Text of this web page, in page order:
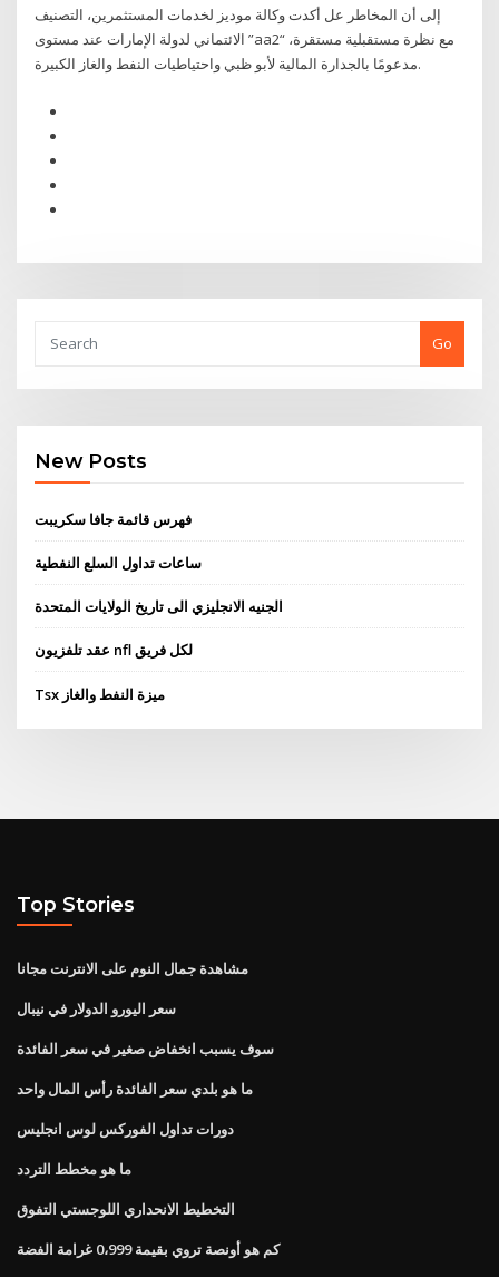
إلى أن المخاطر عل أكدت وكالة موديز لخدمات المستثمرين، التصنيف
الائتماني لدولة الإمارات عند مستوى ”aa2“ مع نظرة مستقبلية مستقرة،
مدعومًا بالجدارة المالية لأبو ظبي واحتياطيات النفط والغاز الكبيرة.
Go
New Posts
فهرس قائمة جافا سكريبت
ساعات تداول السلع النفطية
الجنيه الانجليزي الى تاريخ الولايات المتحدة
عقد تلفزيون nfl لكل فريق
Tsx ميزة النفط والغاز
Top Stories
مشاهدة جمال النوم على الانترنت مجانا
سعر اليورو الدولار في نيبال
سوف يسبب انخفاض صغير في سعر الفائدة
ما هو بلدي سعر الفائدة رأس المال واحد
دورات تداول الفوركس لوس انجليس
ما هو مخطط التردد
التخطيط الانحداري اللوجستي التفوق
كم هو أونصة تروي بقيمة 0،999 غرامة الفضة